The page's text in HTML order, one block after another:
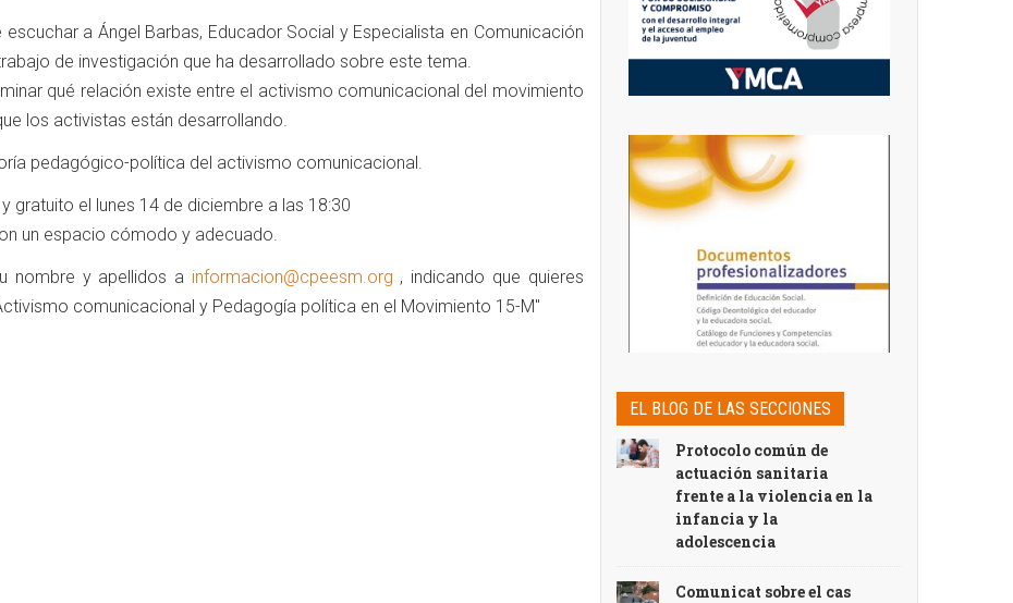
a Ángel Barbas, Educador Social y Especialista en Comunicación
de investigación que ha desarrollado sobre este tema.
qué relación existe entre el activismo comunicacional del movimiento
los activistas están desarrollando.
pedagógico-política del activismo comunicacional.
gratuito el lunes 14 de diciembre a las 18:30
un espacio cómodo y adecuado.
nombre y apellidos a informacion@cpeesm.org , indicando que quieres
comunicacional y Pedagogía política en el Movimiento 15-M"
EL BLOG DE LAS SECCIONES
Protocolo común de
actuación sanitaria
frente a la violencia en la
infancia y la
adolescencia
Comunicat sobre el cas